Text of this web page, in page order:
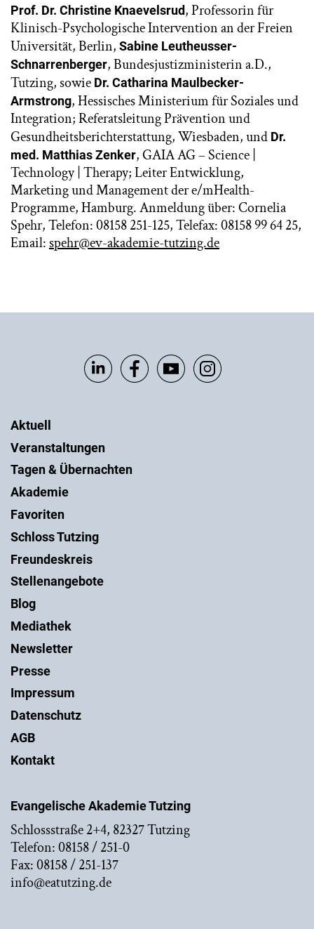
Prof. Dr. Christine Knaevelsrud, Professorin für
Klinisch-Psychologische Intervention an der Freien
Universität, Berlin, Sabine Leutheusser-
Schnarrenberger, Bundesjustizministerin a.D.,
Tutzing, sowie Dr. Catharina Maulbecker-
Armstrong, Hessisches Ministerium für Soziales und
Integration; Referatsleitung Prävention und
Gesundheitsberichterstattung, Wiesbaden, und Dr.
med. Matthias Zenker, GAIA AG – Science |
Technology | Therapy; Leiter Entwicklung,
Marketing und Management der e/mHealth-
Programme, Hamburg. Anmeldung über: Cornelia
Spehr, Telefon: 08158 251-125, Telefax: 08158 99 64 25,
Email:spehr@ev-akademie-tutzing.de
Evangelische Akademie Tutzing
Schlossstraße 2+4, 82327 Tutzing
Telefon: 08158 / 251-0
Fax: 08158 / 251-137
info@eatutzing.de
Aktuell
Veranstaltungen
Tagen & Übernachten
Akademie
Favoriten
Schloss Tutzing
Freundeskreis
Stellenangebote
Blog
Mediathek
Newsletter
Presse
Impressum
Datenschutz
AGB
Kontakt